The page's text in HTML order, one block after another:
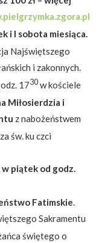
i I sobota miesiąca.
Najświętszego
i zakonnych.
1730 w kościele
Miłosierdzia i
z nabożeństwem
św. ku czci
piątek od godz.
Fatimskie.
Sakramentu
świętego o